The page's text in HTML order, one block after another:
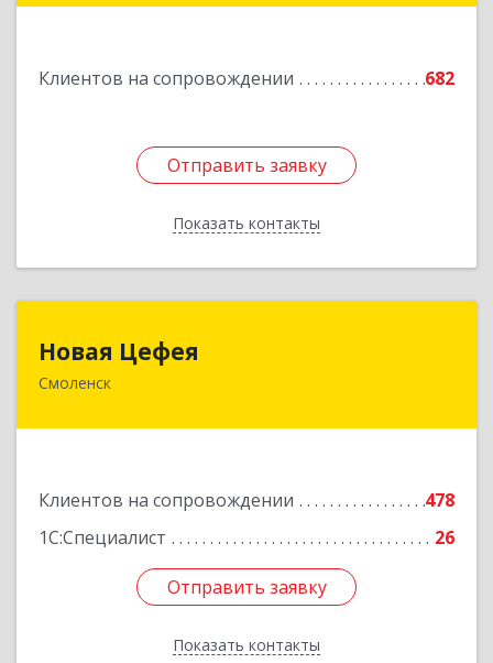
Клиентов на сопровождении 682
Отправить заявку
Показать контакты
Отправить заявку
Назад
Новая Цефея
Смоленск
Клиентов на сопровождении
478
1С:Специалист
26
Отправить заявку
Показать контакты
214018, Смоленская обл, Смоленск г, Раевского
Отправить заявку
Назад